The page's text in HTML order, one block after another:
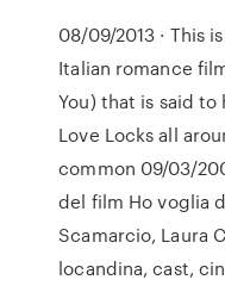
08/09/2013 · This
Italian romance
You) that is said
Love Locks all
common 09/03/
del film Ho voglia
Scamarcio, Laura
locandina, cast,